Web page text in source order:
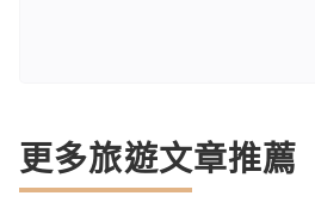
更多旅遊文章推薦